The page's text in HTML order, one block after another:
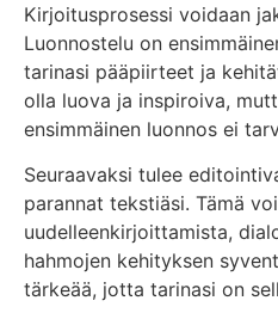
Kirjoitusprosessi voidaan
Luonnostelu on
tarinasi pääpiirteet ja
olla luova ja inspiroiva,
ensimmäinen luonnos ei
Seuraavaksi tulee
parannat tekstiäsi. Tämä
uudelleenkirjoittamista,
hahmojen kehityksen
tärkeää, jotta tarinasi on